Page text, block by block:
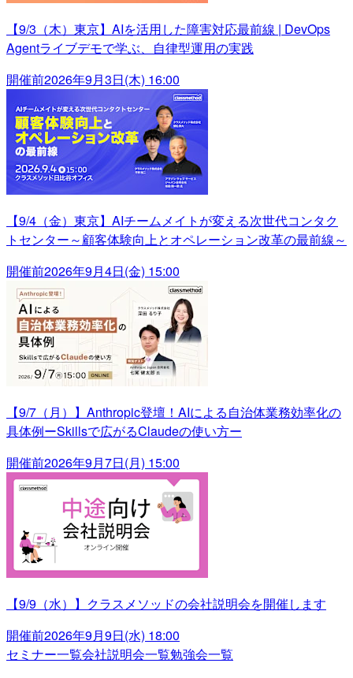
【9/3（木）東京】AIを活用した障害対応最前線 | DevOps
Agentライブデモで学ぶ、自律型運用の実践
開催前2026年9月3日(木) 16:00
【9/4（金）東京】AIチームメイトが変える次世代コンタク
トセンター～顧客体験向上とオペレーション改革の最前線～
開催前2026年9月4日(金) 15:00
【9/7（月）】Anthropic登壇！AIによる自治体業務効率化の
具体例ーSkillsで広がるClaudeの使い方ー
開催前2026年9月7日(月) 15:00
【9/9（水）】クラスメソッドの会社説明会を開催します
開催前2026年9月9日(水) 18:00
セミナー一覧会社説明会一覧勉強会一覧